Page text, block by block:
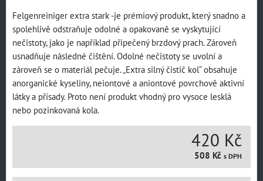
Felgenreiniger extra stark -je prémiový produkt, který snadno a
spolehlivě odstraňuje odolné a opakovaně se vyskytující
nečistoty, jako je například připečený brzdový prach. Zároveň
usnadňuje následné čištění. Odolné nečistoty se uvolní a
zároveň se o materiál pečuje. „Extra silný čistič kol“ obsahuje
anorganické kyseliny, neiontové a aniontové povrchově aktivní
látky a přísady. Proto není produkt vhodný pro vysoce lesklá
nebo pozinkovaná kola.
420 Kč
508 Kč s DPH